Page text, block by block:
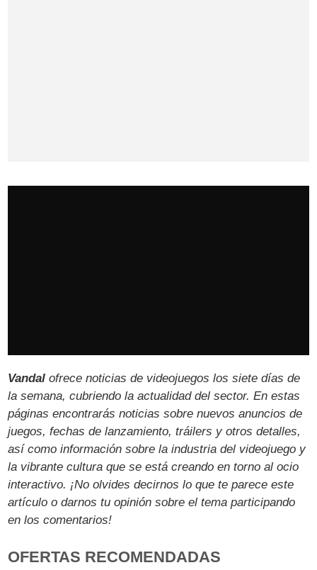
Vandal ofrece noticias de videojuegos los siete días de
la semana, cubriendo la actualidad del sector. En estas
páginas encontrarás noticias sobre nuevos anuncios de
juegos, fechas de lanzamiento, tráilers y otros detalles,
así como información sobre la industria del videojuego y
la vibrante cultura que se está creando en torno al ocio
interactivo. ¡No olvides decirnos lo que te parece este
artículo o darnos tu opinión sobre el tema participando
en los comentarios!
OFERTAS RECOMENDADAS